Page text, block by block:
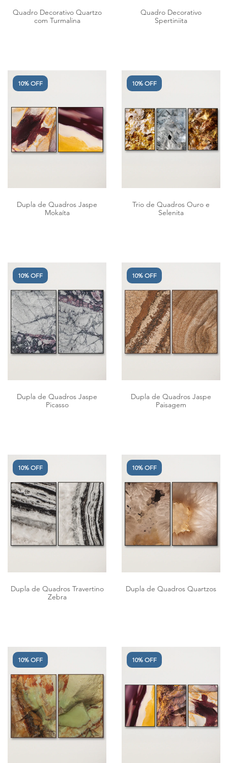
Quadro Decorativo Quartzo
com Turmalina
Quadro Decorativo
Spertiniita
10% OFF
Dupla de Quadros Jaspe
Mokaíta
10% OFF
Trio de Quadros Ouro e
Selenita
10% OFF
Dupla de Quadros Jaspe
Picasso
10% OFF
Dupla de Quadros Jaspe
Paisagem
10% OFF
Dupla de Quadros Travertino
Zebra
10% OFF
Dupla de Quadros Quartzos
10% OFF 10% OFF